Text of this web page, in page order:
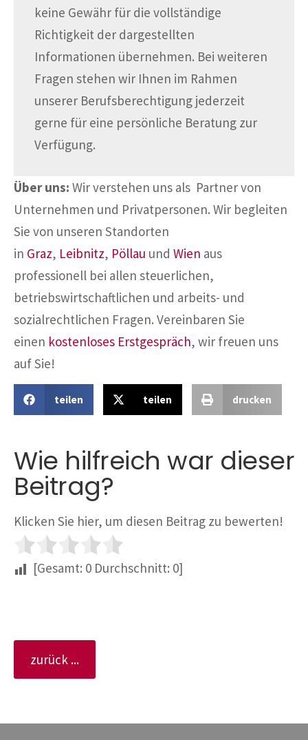
keine Gewähr für die vollständige
Richtigkeit der dargestellten
Informationen übernehmen. Bei weiteren
Fragen stehen wir Ihnen im Rahmen
unserer Berufsberechtigung jederzeit
gerne für eine persönliche Beratung zur
Verfügung.
Über uns: Wir verstehen uns als Partner von
Unternehmen und Privatpersonen. Wir begleiten
Sie von unseren Standorten
in Graz, Leibnitz, Pöllau und Wien aus
professionell bei allen steuerlichen,
betriebswirtschaftlichen und arbeits- und
sozialrechtlichen Fragen. Vereinbaren Sie
einen kostenloses Erstgespräch, wir freuen uns
auf Sie!
teilen teilen drucken
Wie hilfreich war dieser
Beitrag?
Klicken Sie hier, um diesen Beitrag zu bewerten!
[Gesamt: 0 Durchschnitt: 0]
zurück ...